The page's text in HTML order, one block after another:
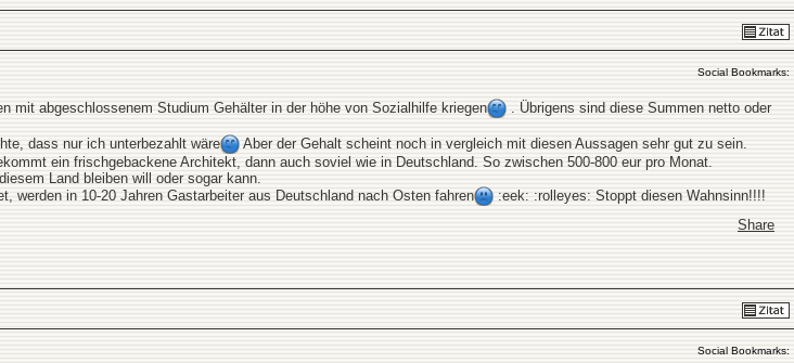
Social Bookmarks:
mit abgeschlossenem Studium Gehälter in der höhe von Sozialhilfe kriegen
. Übrigens sind diese Summen netto oder
dass nur ich unterbezahlt wäre
Aber der Gehalt scheint noch in vergleich mit diesen Aussagen sehr gut zu sein.
ein frischgebackene Architekt, dann auch soviel wie in Deutschland. So zwischen 500-800 eur pro Monat.
Land bleiben will oder sogar kann.
werden in 10-20 Jahren Gastarbeiter aus Deutschland nach Osten fahren
:eek: :rolleyes: Stoppt diesen Wahnsinn!!!!
Share
Social Bookmarks: